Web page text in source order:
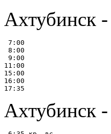
Ахтубинск
7:00
8:00
9:00
11:00
15:00
16:00
Ахтубинск